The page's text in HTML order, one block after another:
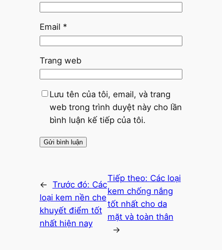
Email *
Trang web
Lưu tên của tôi, email, và trang
web trong trình duyệt này cho lần
bình luận kế tiếp của tôi.
← Trước đó: Các
loại kem nền che
khuyết điểm tốt
nhất hiện nay
Tiếp theo: Các loại
kem chống nắng
tốt nhất cho da
mặt và toàn thân
→